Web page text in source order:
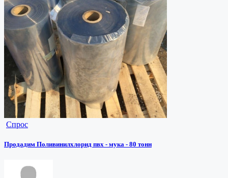
Спрос
Продадим Поливинилхлорид пвх - мука - 80 тонн